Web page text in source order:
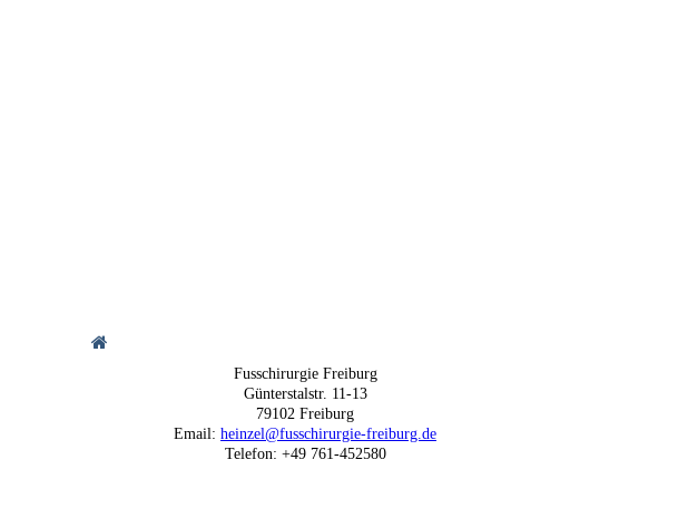
Fusschirurgie Freiburg
Günterstalstr. 11-13
79102 Freiburg
Email: heinzel@fusschirurgie-freiburg.de
Telefon: +49 761-452580